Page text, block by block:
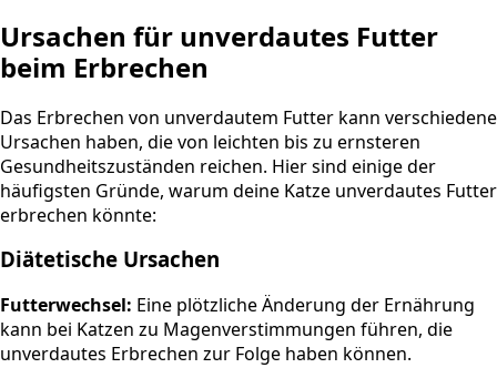
Ursachen für unverdautes Futter
beim Erbrechen
Das Erbrechen von unverdautem Futter kann verschiedene
Ursachen haben, die von leichten bis zu ernsteren
Gesundheitszuständen reichen. Hier sind einige der
häufigsten Gründe, warum deine Katze unverdautes Futter
erbrechen könnte:
Diätetische Ursachen
Futterwechsel: Eine plötzliche Änderung der Ernährung
kann bei Katzen zu Magenverstimmungen führen, die
unverdautes Erbrechen zur Folge haben können.